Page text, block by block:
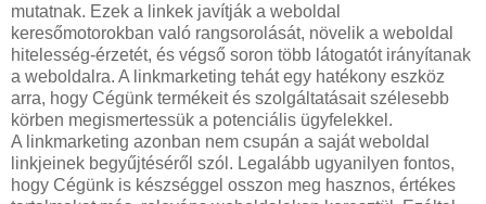
mutatnak. Ezek a linkek javítják a weboldal
keresőmotorokban való rangsorolását, növelik a weboldal
hitelesség-érzetét, és végső soron több látogatót irányítanak
a weboldalra. A linkmarketing tehát egy hatékony eszköz
arra, hogy Cégünk termékeit és szolgáltatásait szélesebb
körben megismertessük a potenciális ügyfelekkel.
A linkmarketing azonban nem csupán a saját weboldal
linkjeinek begyűjtéséről szól. Legalább ugyanilyen fontos,
hogy Cégünk is készséggel osszon meg hasznos, értékes